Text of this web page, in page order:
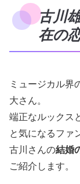
古川
在の
ミュージカル界
大さん。
端正なルックス
と気になるファ
古川さんの結婚
ご紹介します。